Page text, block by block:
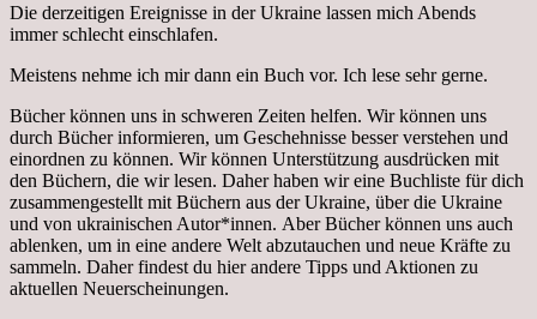
Die derzeitigen Ereignisse in der Ukraine lassen mich Abends
immer schlecht einschlafen.
Meistens nehme ich mir dann ein Buch vor. Ich lese sehr gerne.
Bücher können uns in schweren Zeiten helfen. Wir können uns
durch Bücher informieren, um Geschehnisse besser verstehen und
einordnen zu können. Wir können Unterstützung ausdrücken mit
den Büchern, die wir lesen. Daher haben wir eine Buchliste für dich
zusammengestellt mit Büchern aus der Ukraine, über die Ukraine
und von ukrainischen Autor*innen. Aber Bücher können uns auch
ablenken, um in eine andere Welt abzutauchen und neue Kräfte zu
sammeln. Daher findest du hier andere Tipps und Aktionen zu
aktuellen Neuerscheinungen.